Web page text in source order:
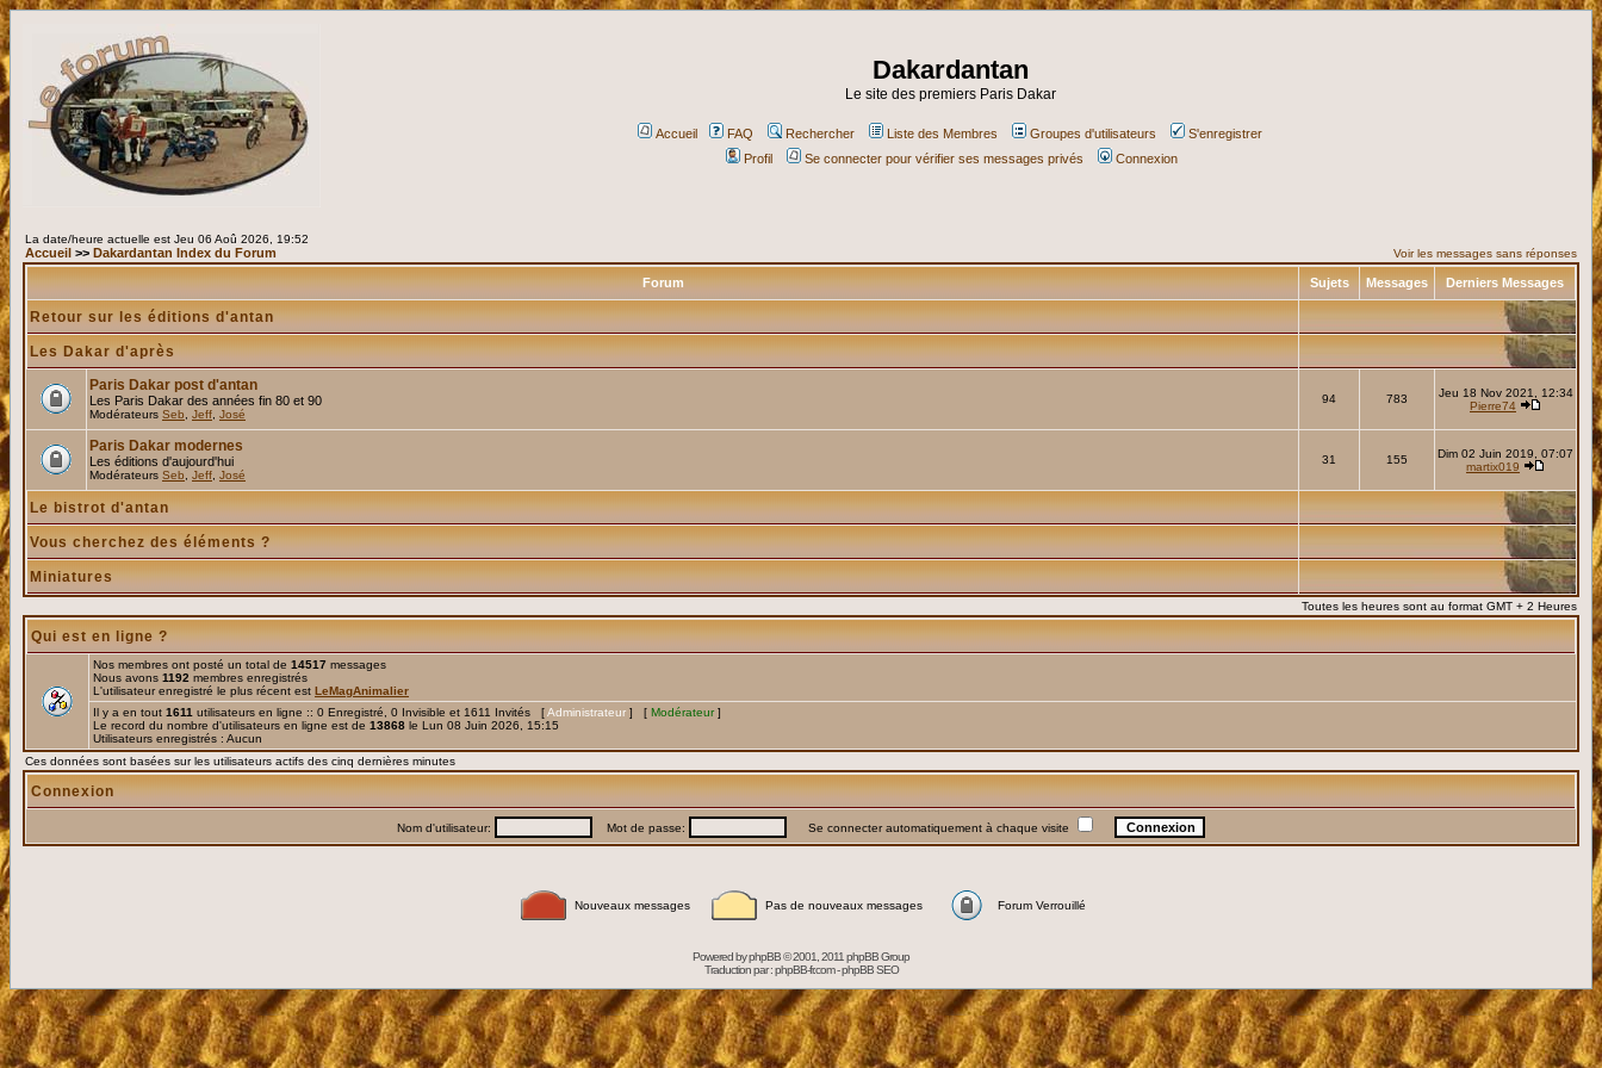
Dakardantan
Le site des premiers Paris Dakar
Accueil FAQ Rechercher Liste des Membres Groupes d'utilisateurs
S'enregistrer
Profil
Se connecter pour vérifier ses messages privés Connexion
La date/heure actuelle est Jeu 06 Aoû 2026, 19:52
Accueil >> Dakardantan Index du Forum Voir les messages sans réponses
Forum Sujets Messages Derniers Messages
Retour sur les éditions d'antan
Les Dakar d'après
Paris Dakar post d'antan
Les Paris Dakar des années fin 80 et 90
Modérateurs Seb Jeff José
94 783
Jeu 18 Nov 2021, 12:34
Pierre74
Paris Dakar modernes
Les éditions d'aujourd'hui
Modérateurs Seb Jeff José
31 155
Dim 02 Juin 2019, 07:07
martix019
Le bistrot d'antan
Vous cherchez des éléments ?
Miniatures
Toutes les heures sont au format GMT + 2 Heures
Qui est en ligne ?
Nos membres ont posté un total de 14517 messages
Nous avons 1192 membres enregistrés
L'utilisateur enregistré le plus récent est LeMagAnimalier
Il y a en tout 1611 utilisateurs en ligne :: 0 Enregistré, 0 Invisible et 1611 Invités [Administrateur ] [ Modérateur]
Le record du nombre d'utilisateurs en ligne est de 13868 le Lun 08 Juin 2026, 15:15
Utilisateurs enregistrés : Aucun
Ces données sont basées sur les utilisateurs actifs des cinq dernières minutes
Connexion
Nom d'utilisateur: Mot de passe: Se connecter automatiquement à chaque visite
Nouveaux messages Pas de nouveaux messages Forum Verrouillé
Powered byphpBB© 2001, 2011 phpBB Group
Traduction par :phpBB-fr.com-phpBB SEO